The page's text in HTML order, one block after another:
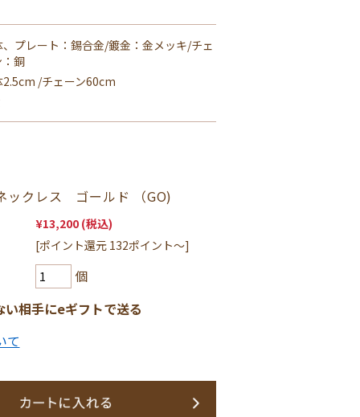
、プレート：錫合金/鍍金：金メッキ/チェ
銅
2.5cm /チェーン60cm
ックレス ゴールド （GO)
¥13,200 (税込)
[ポイント還元 132ポイント〜]
個
相手にeギフトで送る
て